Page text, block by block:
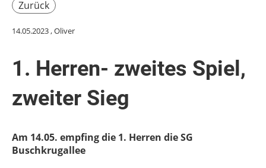
Zurück
14.05.2023, Oliver
1. Herren- zweites Spiel,
zweiter Sieg
Am 14.05. empfing die 1. Herren die SG
Buschkrugallee